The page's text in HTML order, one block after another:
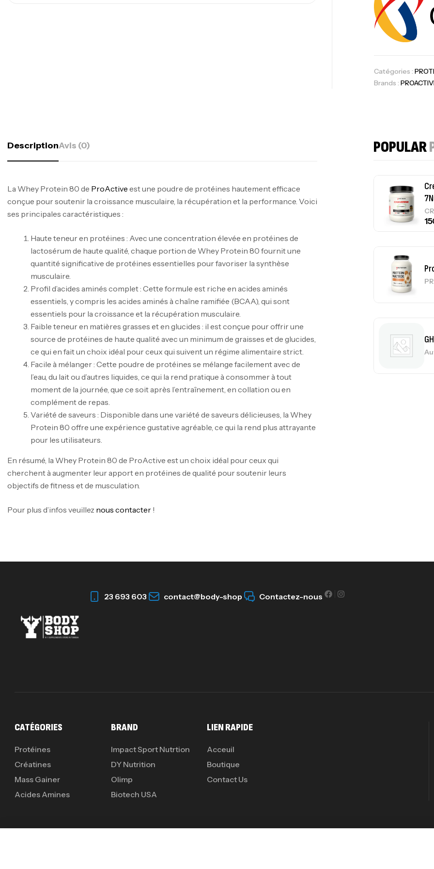
Catégories :
Brands :
DescriptionAvis (0)
La Whey Protein 80 de ProActive est une poudre de protéines hautement efficace
conçue pour soutenir la croissance musculaire, la récupération et la performance. Voici
ses principales caractéristiques :
Haute teneur en protéines : Avec une concentration élevée en protéines de
lactosérum de haute qualité, chaque portion de Whey Protein 80 fournit une
quantité significative de protéines essentielles pour favoriser la synthèse
musculaire.
Profil d’acides aminés complet : Cette formule est riche en acides aminés
essentiels, y compris les acides aminés à chaîne ramifiée (BCAA), qui sont
essentiels pour la croissance et la récupération musculaire.
Faible teneur en matières grasses et en glucides : il est conçue pour offrir une
source de protéines de haute qualité avec un minimum de graisses et de glucides,
ce qui en fait un choix idéal pour ceux qui suivent un régime alimentaire strict.
Facile à mélanger : Cette poudre de protéines se mélange facilement avec de
l’eau, du lait ou d’autres liquides, ce qui la rend pratique à consommer à tout
moment de la journée, que ce soit après l’entraînement, en collation ou en
complément de repas.
Variété de saveurs : Disponible dans une variété de saveurs délicieuses, la Whey
Protein 80 offre une expérience gustative agréable, ce qui la rend plus attrayante
pour les utilisateurs.
En résumé, la Whey Protein 80 de ProActive est un choix idéal pour ceux qui
cherchent à augmenter leur apport en protéines de qualité pour soutenir leurs
objectifs de fitness et de musculation.
Pour plus d’infos veuillez nous contacter !
POPULAR
23 693 603 contact@body-shop Contactez-nous
CATÉGORIES
Protéines
Créatines
Mass Gainer
Acides Amines
BRAND
Impact Sport Nutrtion
DY Nutrition
Olimp
Biotech USA
LIEN RAPIDE
Acceuil
Boutique
Contact Us